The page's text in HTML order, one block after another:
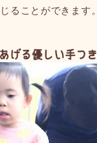
ることができます。
げる優しい手つき